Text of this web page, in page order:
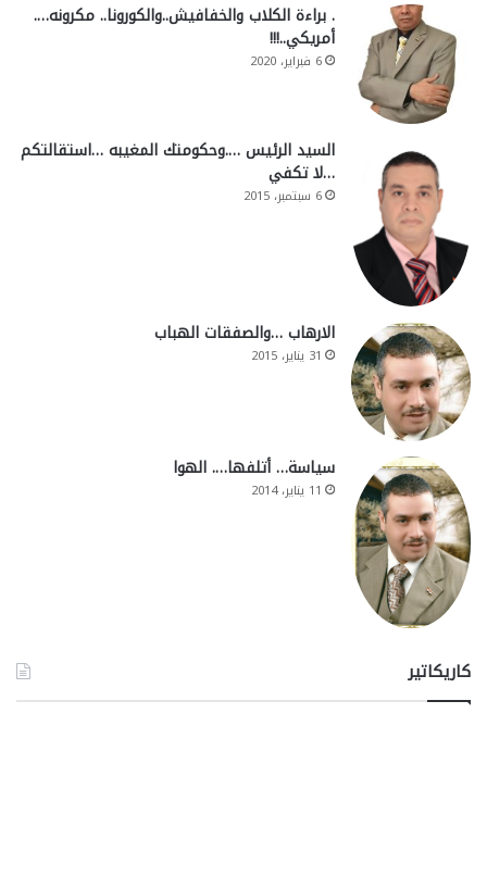
. براءة الكلاب والخفافيش..والكورونا.. مكرونه….
أمريكي..!!!
6 فبراير، 2020
السيد الرئيس ….وحكومتك المغيبه …استقالتكم
…لا تكفي
6 سبتمبر، 2015
الارهاب …والصفقات الهباب
31 يناير، 2015
سياسة… أتلفها…. الهوا
11 يناير، 2014
كاريكاتير